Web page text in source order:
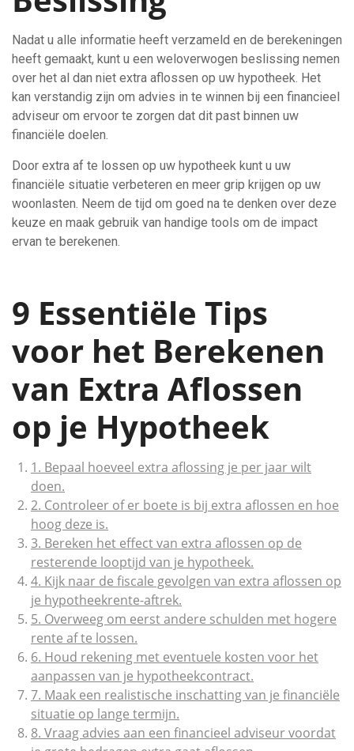
Nadat u alle informatie heeft verzameld en de berekeningen
heeft gemaakt, kunt u een weloverwogen beslissing nemen
over het al dan niet extra aflossen op uw hypotheek. Het
kan verstandig zijn om advies in te winnen bij een financieel
adviseur om ervoor te zorgen dat dit past binnen uw
financiële doelen.
Door extra af te lossen op uw hypotheek kunt u uw
financiële situatie verbeteren en meer grip krijgen op uw
woonlasten. Neem de tijd om goed na te denken over deze
keuze en maak gebruik van handige tools om de impact
ervan te berekenen.
9 Essentiële Tips
voor het Berekenen
van Extra Aflossen
op je Hypotheek
1. Bepaal hoeveel extra aflossing je per jaar wilt
doen.
2. Controleer of er boete is bij extra aflossen en hoe
hoog deze is.
3. Bereken het effect van extra aflossen op de
resterende looptijd van je hypotheek.
4. Kijk naar de fiscale gevolgen van extra aflossen op
je hypotheekrente-aftrek.
5. Overweeg om eerst andere schulden met hogere
rente af te lossen.
6. Houd rekening met eventuele kosten voor het
aanpassen van je hypotheekcontract.
7. Maak een realistische inschatting van je financiële
situatie op lange termijn.
8. Vraag advies aan een financieel adviseur voordat